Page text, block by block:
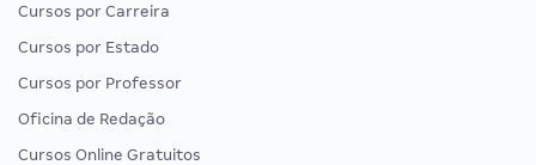
Cursos por Carreira
Cursos por Estado
Cursos por Professor
Oficina de Redação
Cursos Online Gratuitos